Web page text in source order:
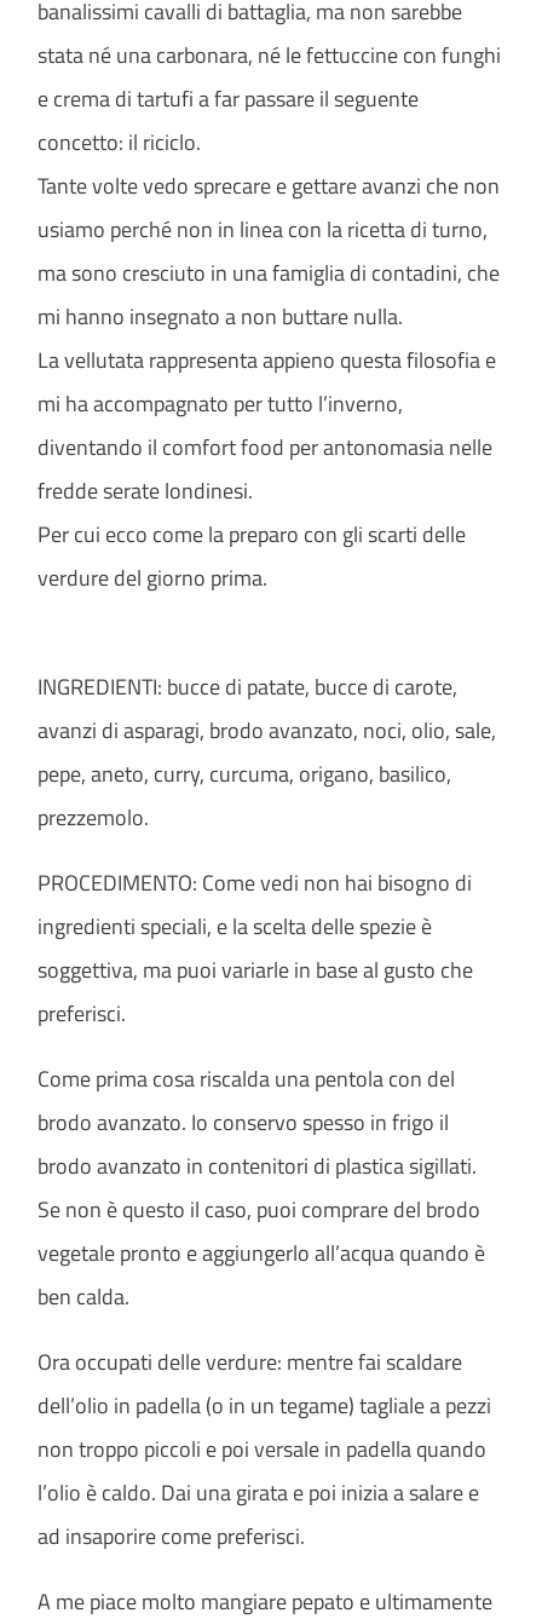
banalissimi cavalli di battaglia, ma non sarebbe
stata né una carbonara, né le fettuccine con funghi
e crema di tartufi a far passare il seguente
concetto: il riciclo.
Tante volte vedo sprecare e gettare avanzi che non
usiamo perché non in linea con la ricetta di turno,
ma sono cresciuto in una famiglia di contadini, che
mi hanno insegnato a non buttare nulla.
La vellutata rappresenta appieno questa filosofia e
mi ha accompagnato per tutto l’inverno,
diventando il comfort food per antonomasia nelle
fredde serate londinesi.
Per cui ecco come la preparo con gli scarti delle
verdure del giorno prima.
INGREDIENTI: bucce di patate, bucce di carote,
avanzi di asparagi, brodo avanzato, noci, olio, sale,
pepe, aneto, curry, curcuma, origano, basilico,
prezzemolo.
PROCEDIMENTO: Come vedi non hai bisogno di
ingredienti speciali, e la scelta delle spezie è
soggettiva, ma puoi variarle in base al gusto che
preferisci.
Come prima cosa riscalda una pentola con del
brodo avanzato. Io conservo spesso in frigo il
brodo avanzato in contenitori di plastica sigillati.
Se non è questo il caso, puoi comprare del brodo
vegetale pronto e aggiungerlo all’acqua quando è
ben calda.
Ora occupati delle verdure: mentre fai scaldare
dell’olio in padella (o in un tegame) tagliale a pezzi
non troppo piccoli e poi versale in padella quando
l’olio è caldo. Dai una girata e poi inizia a salare e
ad insaporire come preferisci.
A me piace molto mangiare pepato e ultimamente